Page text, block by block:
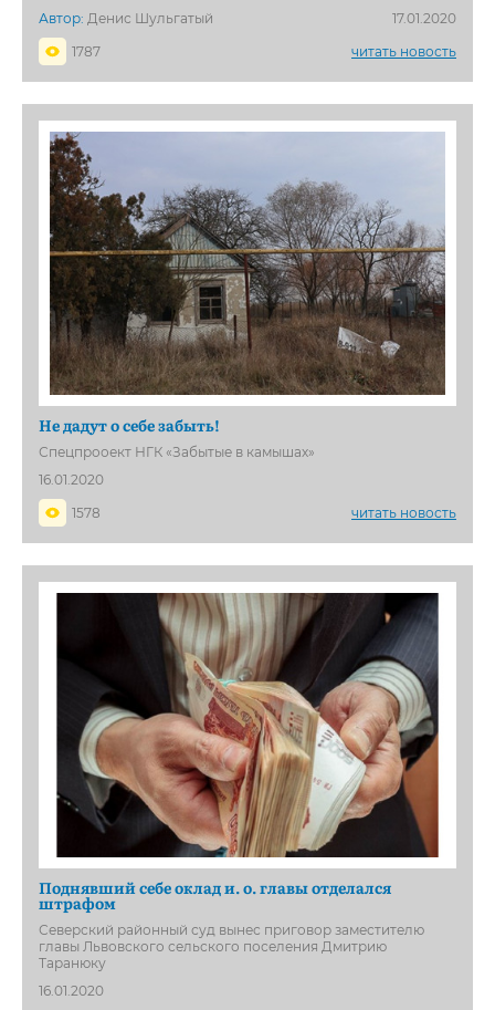
Автор: Денис Шульгатый
17.01.2020
1787
читать новость
Не дадут о себе забыть!
Спецпрооект НГК «Забытые в камышах»
16.01.2020
1578
читать новость
Поднявший себе оклад и. о. главы отделался
штрафом
Северский районный суд вынес приговор заместителю
главы Львовского сельского поселения Дмитрию
Таранюку
16.01.2020